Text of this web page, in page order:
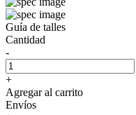
Guía de talles
Cantidad
-
+
Agregar al carrito
Envíos